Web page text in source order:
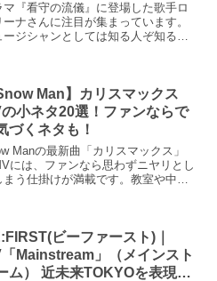
マ『看守の流儀』に登場した歌手ロ
ーナさんに注目が集まっています。
ージシャンとしては知る人ぞ知るの
」「何者？」「元男性なの？...
Man】カリスマックス
の小ネタ20選！ファンならで
づくネタも！
Manの最新曲「カリスマックス」
には、ファンなら思わずニヤリとし
まう仕掛けが満載です。教室や中華
あります。こ...ビーファースト)｜
「Mainstream」（メインスト
ム） 近未来TOKYOを表現し